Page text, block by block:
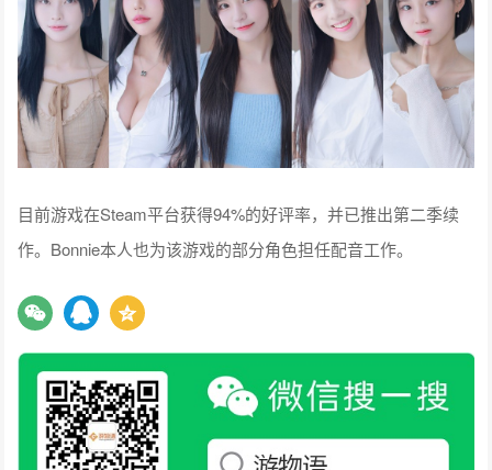
目前游戏在Steam平台获得94%的好评率，并已推出第二季续
作。Bonnie本人也为该游戏的部分角色担任配音工作。